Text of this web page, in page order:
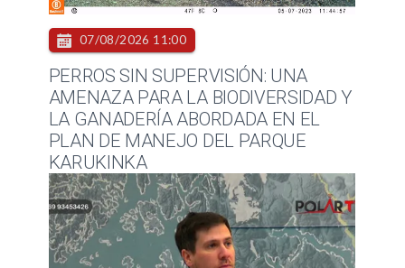
PERROS SIN SUPERVISIÓN: UNA
AMENAZA PARA LA BIODIVERSIDAD Y
LA GANADERÍA ABORDADA EN EL
PLAN DE MANEJO DEL PARQUE
KARUKINKA
07/08/2026 11:00